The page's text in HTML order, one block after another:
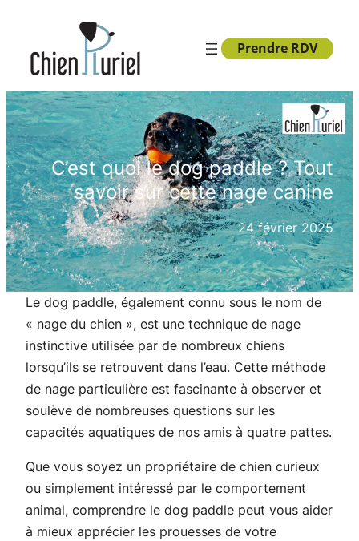
contenu
Prendre RDV
C’est quoi le dog paddle ? Tout
savoir sur cette nage canine
24 février 2025
Le dog paddle, également connu sous le nom de
« nage du chien », est une technique de nage
instinctive utilisée par de nombreux chiens
lorsqu’ils se retrouvent dans l’eau. Cette méthode
de nage particulière est fascinante à observer et
soulève de nombreuses questions sur les
capacités aquatiques de nos amis à quatre pattes.
Que vous soyez un propriétaire de chien curieux
ou simplement intéressé par le comportement
animal, comprendre le dog paddle peut vous aider
à mieux apprécier les prouesses de votre